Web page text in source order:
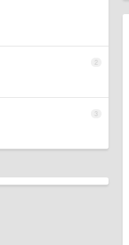
2
3